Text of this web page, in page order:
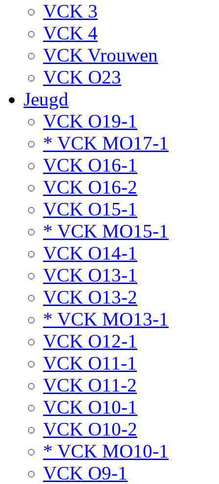
VCK 3
VCK 4
VCK Vrouwen
VCK O23
Jeugd
VCK O19-1
* VCK MO17-1
VCK O16-1
VCK O16-2
VCK O15-1
* VCK MO15-1
VCK O14-1
VCK O13-1
VCK O13-2
* VCK MO13-1
VCK O12-1
VCK O11-1
VCK O11-2
VCK O10-1
VCK O10-2
* VCK MO10-1
VCK O9-1